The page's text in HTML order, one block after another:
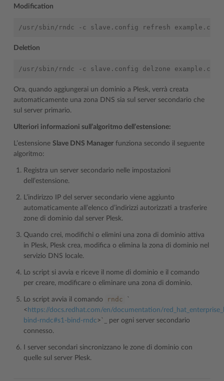
Modification
Deletion
Ora, quando aggiungerai un dominio a Plesk, verrà creata
automaticamente una zona DNS sia sul server secondario che
sul server primario.
Ulteriori informazioni sull’algoritmo dell’estensione:
L’estensione Slave DNS Manager funziona secondo il seguente
algoritmo:
Registra un server secondario nelle impostazioni
dell’estensione.
L’indirizzo IP del server secondario viene aggiunto
automaticamente all’elenco d’indirizzi autorizzati a trasferire
zone di dominio dal server Plesk.
Quando crei, modifichi o elimini una zona di dominio attiva
in Plesk, Plesk crea, modifica o elimina la zona di dominio nel
servizio DNS locale.
Lo script si avvia e riceve il nome di dominio e il comando
per creare, modificare o eliminare una zona di dominio.
Lo script avvia il comando rndc
`
< https://docs.redhat.com/en/documentation/
bind-rndc#s1-bind-rndc>`_ per ogni server secondario
connesso.
I server secondari sincronizzano le zone di dominio con
quelle sul server Plesk.